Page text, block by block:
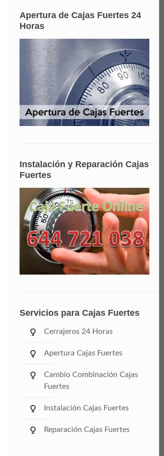
Apertura de Cajas Fuertes 24
Horas
Instalación y Reparación Cajas
Fuertes
Servicios para Cajas Fuertes
Cerrajeros 24 Horas
Apertura Cajas Fuertes
Cambio Combinación Cajas
Fuertes
Instalación Cajas Fuertes
Reparación Cajas Fuertes